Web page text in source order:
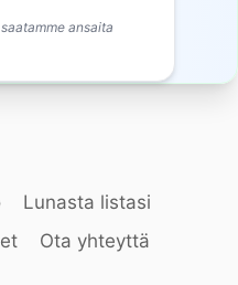
ansaita
Lunasta listasi
Ota yhteyttä